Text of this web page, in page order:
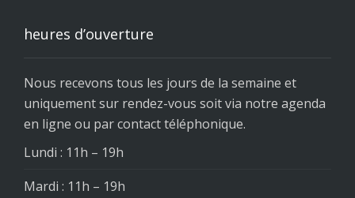
heures d’ouverture
Nous recevons tous les jours de la semaine et
uniquement sur rendez-vous soit via notre agenda
en ligne ou par contact téléphonique.
Lundi : 11h – 19h
Mardi : 11h – 19h